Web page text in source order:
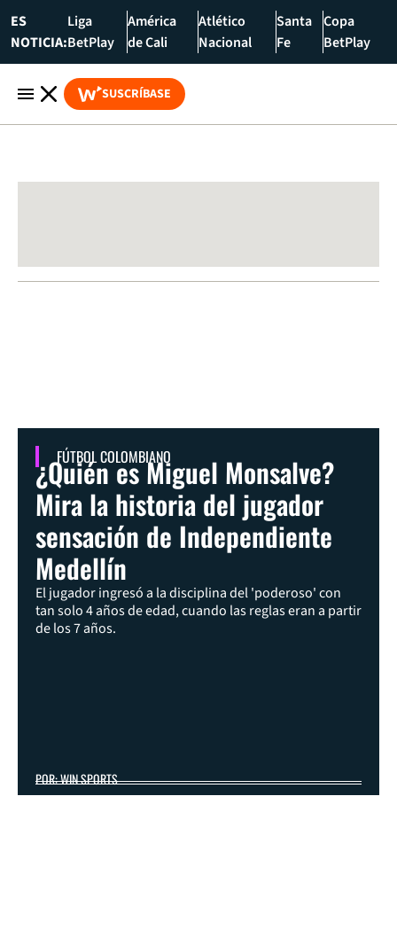
ES
NOTICIA:
Liga
BetPlay
América
de Cali
Atlético
Nacional
Santa
Fe
Copa
BetPlay
SUSCRÍBASE
FÚTBOL COLOMBIANO
¿Quién es Miguel Monsalve?
Mira la historia del jugador
sensación de Independiente
Medellín
El jugador ingresó a la disciplina del 'poderoso' con
tan solo 4 años de edad, cuando las reglas eran a partir
de los 7 años.
POR: WIN SPORTS